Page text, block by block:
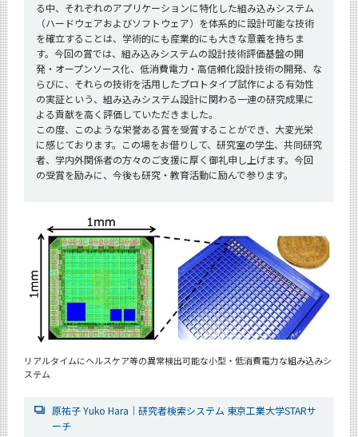
る中、それぞれのアプリケーションに特化した組み込みシステム
（ハードウェアおよびソフトウェア）を体系的に設計可能な技術
を確立することは、学術的にも産業的にも大きな意義を持ちま
す。今回の賞では、組み込みシステムの設計技術評価基盤の開
発・オープンソース化、低消費電力・高信頼化設計技術の開発、な
らびに、それらの技術を活用したプロトタイプ試作による有効性
の実証という、組み込みシステム設計に関わる一連の研究成果に
よる貢献を高く評価していただきました。
この度、このような栄誉ある賞を受賞することができ、大変光栄
に感じております。この場をお借りして、研究室の学生、共同研究
者、学内外関係者の方々のご支援に厚く御礼申し上げます。今回
の受賞を励みに、今後も研究・教育活動に励んで参ります。
リアルタイムにヘルスケア等の異常検出可能な小型・低消費電力な組み込みシ
ステム
原祐子 Yuko Hara｜研究者検索システム 東京工業大学STARサ
ーチ